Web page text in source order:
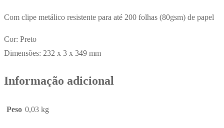
Com clipe metálico resistente para até 200 folhas (80gsm) de papel
Cor: Preto
Dimensões: 232 x 3 x 349 mm
Informação adicional
Peso 0,03 kg